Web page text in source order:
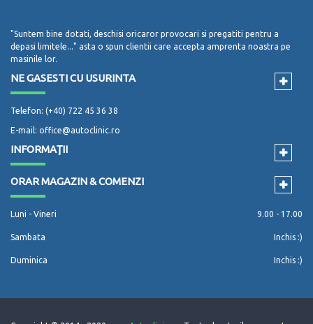
"Suntem bine dotati, deschisi oricaror provocari si pregatiti pentru a
depasi limitele..." asta o spun clientii care accepta amprenta noastra pe
masinile lor.
NE GASESTI CU USURINTA
Telefon: (+40) 722 45 36 38
E-mail: office@autoclinic.ro
INFORMAŢII
ORAR MAGAZIN & COMENZI
Luni - Vineri 9.00 - 17.00
Sambata Inchis :)
Duminica Inchis :)